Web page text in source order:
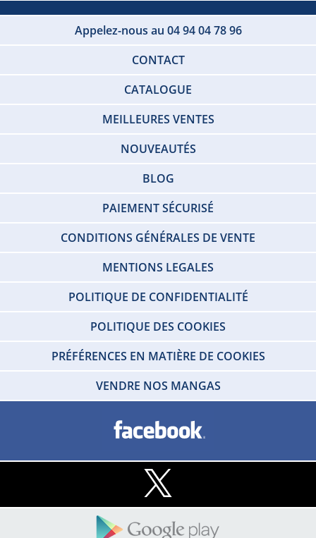
Appelez-nous au 04 94 04 78 96
CONTACT
CATALOGUE
MEILLEURES VENTES
NOUVEAUTÉS
BLOG
PAIEMENT SÉCURISÉ
CONDITIONS GÉNÉRALES DE VENTE
MENTIONS LEGALES
POLITIQUE DE CONFIDENTIALITÉ
POLITIQUE DES COOKIES
PRÉFÉRENCES EN MATIÈRE DE COOKIES
VENDRE NOS MANGAS